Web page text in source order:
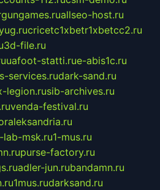
allseo-host.ru
cricetc1xbetr1xbetcc2.ru
3d-file.ru
uafoot-statti.rue-abis1c.ru
services.rudark-sand.ru
legion.rusib-archives.ru
venda-festival.ru
lab-msk.ru1-mus.ru
purse-factory.ru
adler-jun.rubandamn.ru
1mus.rudarksand.ru